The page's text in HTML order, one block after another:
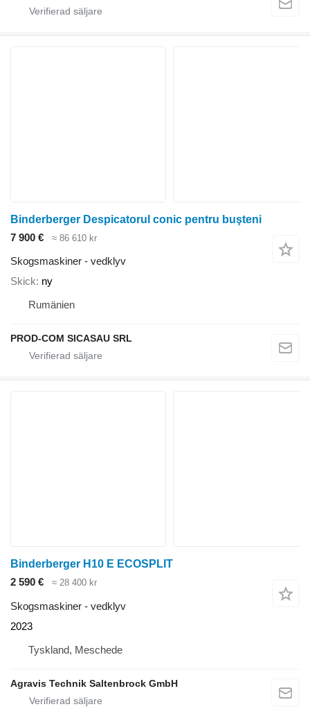
Binderberger Despicatorul conic pentru buşteni
7 900 €
≈ 86 610 kr
Skogsmaskiner - vedklyv
Skick ny
Rumänien
PROD-COM SICASAU SRL
Binderberger H10 E ECOSPLIT
2 590 €
≈ 28 400 kr
Skogsmaskiner - vedklyv
2023
Tyskland, Meschede
Agravis Technik Saltenbrock GmbH